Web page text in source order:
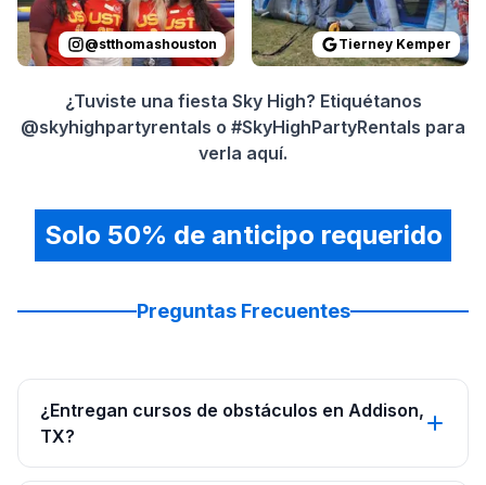
@stthomashouston Tierney Kemper
¿Tuviste una fiesta Sky High? Etiquétanos
@skyhighpartyrentals o #SkyHighPartyRentals para
verla aquí.
Solo 50% de anticipo requerido
Preguntas Frecuentes
¿Entregan cursos de obstáculos en Addison,
TX?